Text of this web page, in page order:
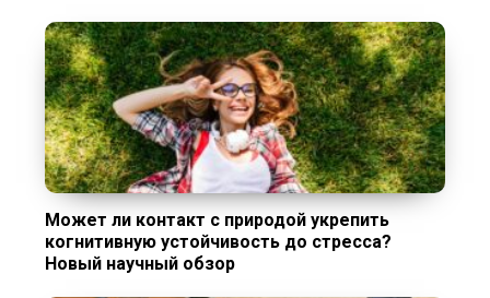
Может ли контакт с природой укрепить
когнитивную устойчивость до стресса?
Новый научный обзор